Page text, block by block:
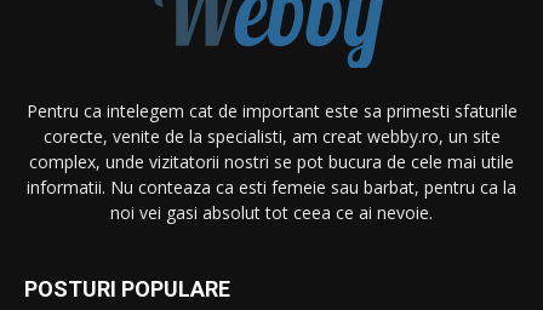
Pentru ca intelegem cat de important este sa primesti sfaturile
corecte, venite de la specialisti, am creat webby.ro, un site
complex, unde vizitatorii nostri se pot bucura de cele mai utile
informatii. Nu conteaza ca esti femeie sau barbat, pentru ca la
noi vei gasi absolut tot ceea ce ai nevoie.
POSTURI POPULARE